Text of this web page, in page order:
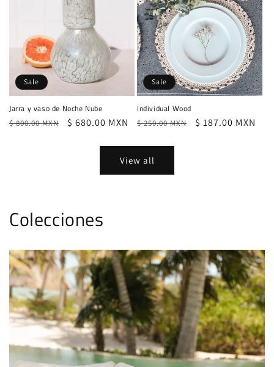
Sale
Jarra y vaso de Noche Nube
Regular
$ 800.00 MXN
Sale
$ 680.00 MXN
Sale
Individual Wood
Regular
$ 250.00 MXN
Sale
$ 187.00 MXN
View all
Colecciones